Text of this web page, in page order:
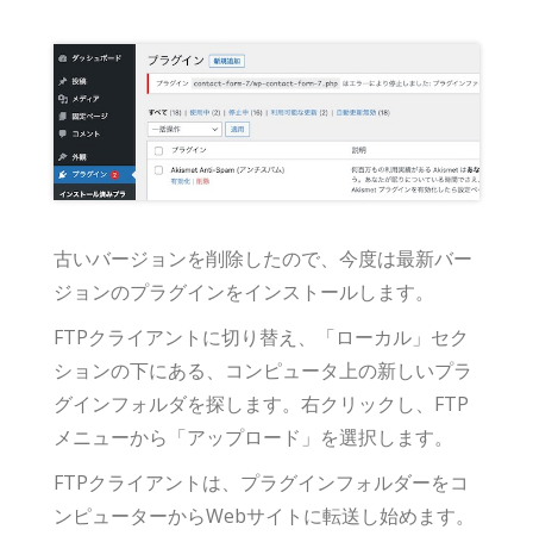
古いバージョンを削除したので、今度は最新バー
ジョンのプラグインをインストールします。
FTPクライアントに切り替え、「ローカル」セク
ションの下にある、コンピュータ上の新しいプラ
グインフォルダを探します。右クリックし、FTP
メニューから「アップロード」を選択します。
FTPクライアントは、プラグインフォルダーをコ
ンピューターからWebサイトに転送し始めます。